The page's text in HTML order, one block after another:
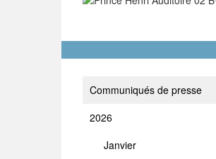
Communiqués de presse
2026
Janvier